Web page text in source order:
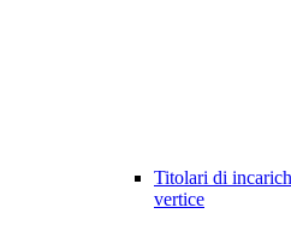
Titolari di
vertice